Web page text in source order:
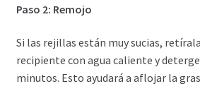
Paso 2: Remojo
Si las rejillas están muy sucias,
recipiente con agua caliente y
minutos. Esto ayudará a aflojar la